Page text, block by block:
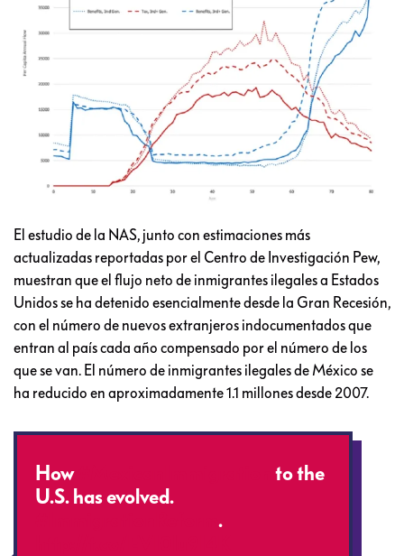
El estudio de la NAS, junto con estimaciones más
actualizadas reportadas por el Centro de Investigación Pew,
muestran que el flujo neto de inmigrantes ilegales a Estados
Unidos se ha detenido esencialmente desde la Gran Recesión,
con el número de nuevos extranjeros indocumentados que
entran al país cada año compensado por el número de los
que se van. El número de inmigrantes ilegales de México se
ha reducido en aproximadamente 1.1 millones desde 2007.
How
to the
U.S. has evolved.
.